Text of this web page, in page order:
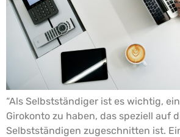
“Als Selbstständiger ist es wichtig,
Girokonto zu haben, das speziell auf
Selbstständigen zugeschnitten ist.